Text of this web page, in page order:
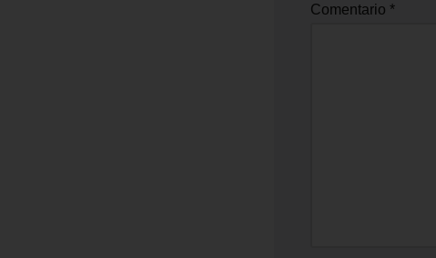
Comentario *